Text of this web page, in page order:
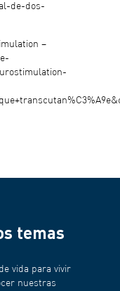
de-dos-
–
temas
vida para vivir
nuestras